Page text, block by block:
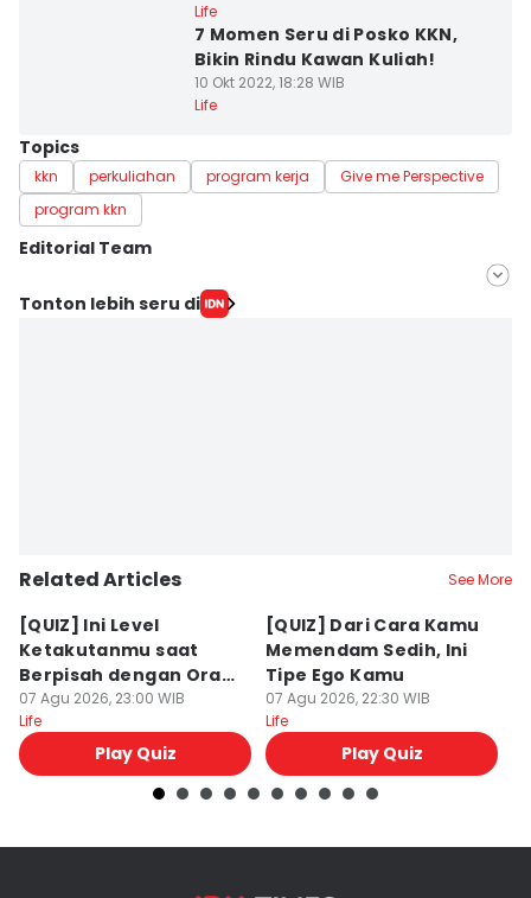
Life
7 Momen Seru di Posko KKN,
Bikin Rindu Kawan Kuliah!
10 Okt 2022, 18:28 WIB
Life
Topics
kkn perkuliahan program kerja
Give me Perspective
program kkn
Editorial Team
Editor
Tonton lebih seru di
Related Articles See More
[QUIZ] Ini Level
Ketakutanmu saat
Berpisah dengan Orang
Lain
07 Agu 2026, 23:00 WIB
Life
Play Quiz
[QUIZ] Dari Cara Kamu
Memendam Sedih, Ini
Tipe Ego Kamu
07 Agu 2026, 22:30 WIB
Life
Play Quiz